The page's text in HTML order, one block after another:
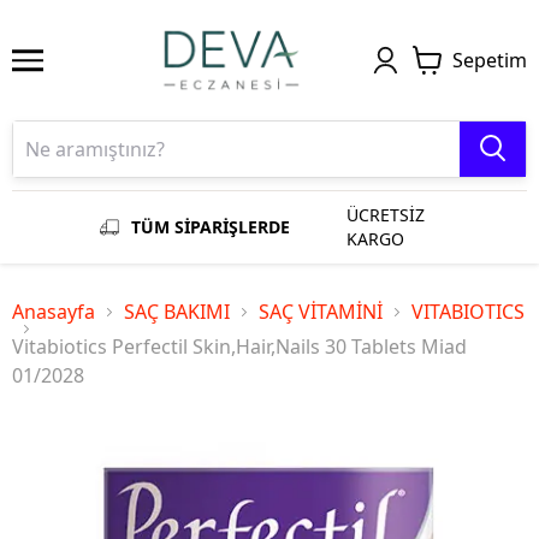
Sepetim
TÜM SİPARİŞLERDE
ÜCRETSİZ
KARGO
Anasayfa SAÇ BAKIMI SAÇ VİTAMİNİ
VITABIOTICS
Vitabiotics Perfectil Skin,Hair,Nails 30 Tablets Miad
01/2028